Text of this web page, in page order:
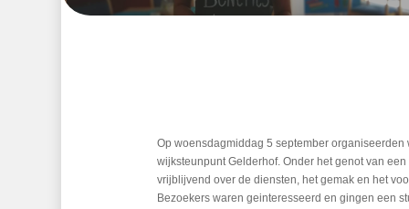
Op woensdagmiddag 5 september
wijksteunpunt Gelderhof. Onder het genot van
vrijblijvend over de diensten, het gemak en het
Bezoekers waren geinteresseerd en gingen een